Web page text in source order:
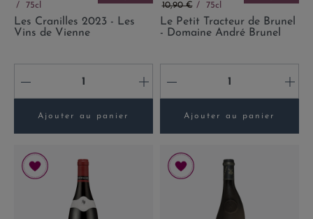
75cl
Les Cranilles 2023 - Les
Vins de Vienne
- +
Ajouter au panier
Prix de base
10,90 € 75cl
Le Petit Tracteur de Brunel
- Domaine André Brunel
- +
Ajouter au panier